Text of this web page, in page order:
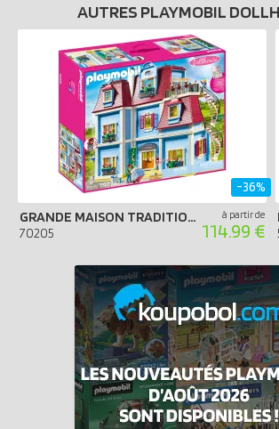
AUTRES PLAYMOBIL
GRANDE MAISON TRADITIONNELLE
70205
à partir de
114.99 €
-36%